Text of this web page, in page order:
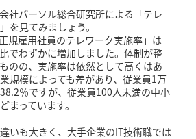
社パーソル総合研究所による「テレ
を見てみましょう。
規雇用社員のテレワーク実施率」は
でわずかに増加しました。体制が整
のの、実施率は依然として高くはあ
規模によっても差があり、従業員1万
％ですが、従業員100人未満の中小
まっています。
いも大きく、大手企業のIT技術職では